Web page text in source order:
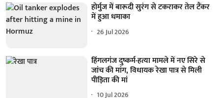
होर्मुज में बारूदी सुरंग से टकराकर तेल टैंकर
में हुआ धमाका
26 Jul 2026
हिंगलगंज दुष्कर्म-हत्या मामले में नए सिरे से
जांच की मांग, विधायक रेखा पात्र से मिली
पीड़िता की मां
10 Jul 2026